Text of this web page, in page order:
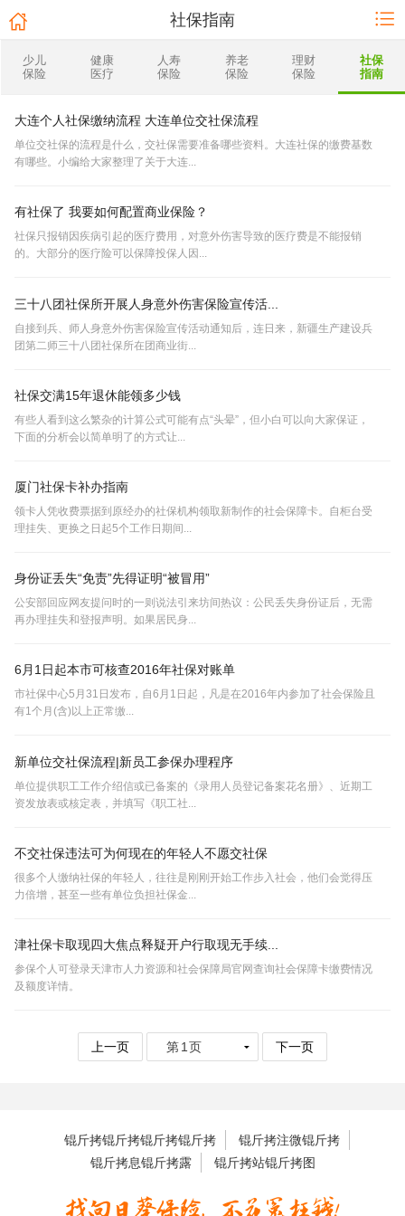
社保指南
少儿
保险
健康
医疗
人寿
保险
养老
保险
理财
保险
社保
指南
大连个人社保缴纳流程 大连单位交社保流程
单位交社保的流程是什么，交社保需要准备哪些资料。大连社保的缴费基数
有哪些。小编给大家整理了关于大连...
有社保了 我要如何配置商业保险？
社保只报销因疾病引起的医疗费用，对意外伤害导致的医疗费是不能报销
的。大部分的医疗险可以保障投保人因...
三十八团社保所开展人身意外伤害保险宣传活...
自接到兵、师人身意外伤害保险宣传活动通知后，连日来，新疆生产建设兵
团第二师三十八团社保所在团商业街...
社保交满15年退休能领多少钱
有些人看到这么繁杂的计算公式可能有点“头晕”，但小白可以向大家保证，
下面的分析会以简单明了的方式让...
厦门社保卡补办指南
领卡人凭收费票据到原经办的社保机构领取新制作的社会保障卡。自柜台受
理挂失、更换之日起5个工作日期间...
身份证丢失“免责”先得证明“被冒用”
公安部回应网友提问时的一则说法引来坊间热议：公民丢失身份证后，无需
再办理挂失和登报声明。如果居民身...
6月1日起本市可核查2016年社保对账单
市社保中心5月31日发布，自6月1日起，凡是在2016年内参加了社会保险且
有1个月(含)以上正常缴...
新单位交社保流程|新员工参保办理程序
单位提供职工工作介绍信或已备案的《录用人员登记备案花名册》、近期工
资发放表或核定表，并填写《职工社...
不交社保违法可为何现在的年轻人不愿交社保
很多个人缴纳社保的年轻人，往往是刚刚开始工作步入社会，他们会觉得压
力倍增，甚至一些有单位负担社保金...
津社保卡取现四大焦点释疑开户行取现无手续...
参保个人可登录天津市人力资源和社会保障局官网查询社会保障卡缴费情况
及额度详情。
上一页 下一页
锟斤拷锟斤拷锟斤拷锟斤拷
锟斤拷注微锟斤拷
锟斤拷息锟斤拷露
锟斤拷站锟斤拷图